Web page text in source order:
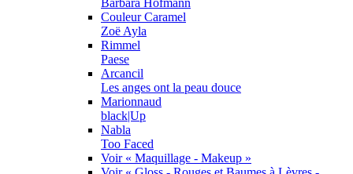
Barbara Hofmann
Couleur Caramel
Zoë Ayla
Rimmel
Paese
Arcancil
Les anges ont la peau douce
Marionnaud
black|Up
Nabla
Too Faced
Voir « Maquillage - Makeup »